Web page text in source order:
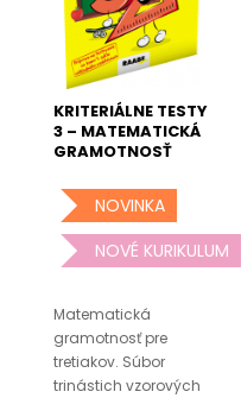
KRITERIÁLNE TESTY
3 – MATEMATICKÁ
GRAMOTNOSŤ
NOVINKA
NOVÉ KURIKULUM
Matematická
gramotnosť pre
tretiakov. Súbor
trinástich vzorových